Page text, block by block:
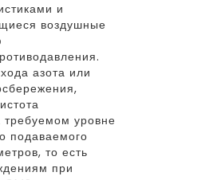
и
воздушные
азота или
требуемом уровне
подаваемого
то есть
при